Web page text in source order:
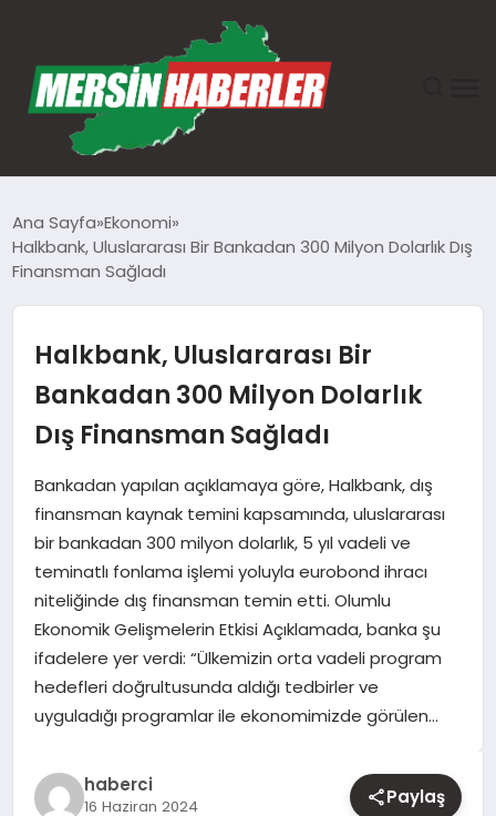
GÜNDEM
TEKNOLOJI
SPOR
YAŞAM
EĞITIM
Ana Sayfa Ekonomi
Halkbank, Uluslararası Bir Bankadan 300 Milyon Dolarlık Dış
Finansman Sağladı
Halkbank, Uluslararası Bir
Bankadan 300 Milyon Dolarlık
Dış Finansman Sağladı
Bankadan yapılan açıklamaya göre, Halkbank, dış
finansman kaynak temini kapsamında, uluslararası
bir bankadan 300 milyon dolarlık, 5 yıl vadeli ve
teminatlı fonlama işlemi yoluyla eurobond ihracı
niteliğinde dış finansman temin etti. Olumlu
Ekonomik Gelişmelerin Etkisi Açıklamada, banka şu
ifadelere yer verdi: “Ülkemizin orta vadeli program
hedefleri doğrultusunda aldığı tedbirler ve
uyguladığı programlar ile ekonomimizde görülen…
haberci
16 Haziran 2024 Paylaş